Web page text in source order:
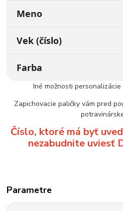
Meno
Vek (číslo)
Farba
Iné možnosti
Zapichovacie paličky vám pred
Číslo, ktoré má byť
nezabudnite uviesť
Parametre